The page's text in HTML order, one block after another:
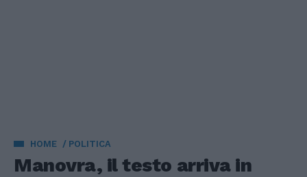
HOME POLITICA
Manovra, il testo arriva in